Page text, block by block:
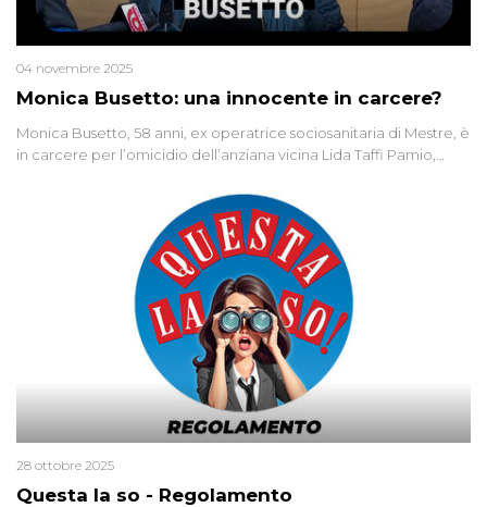
Monica Busetto: una innocente in carcere?
04 novembre 2025
Monica Busetto, 58 anni, ex operatrice sociosanitaria di Mestre, è
in carcere per l’omicidio dell’anziana vicina Lida Taffi Pamio,
minuscola su una collanina, Monica si proclama innocente. Nel
2015 un’altra donna confessa lo stesso delitto, poi ritratta. Due
colpevoli per un solo omicidio: errore giudiziario o giustizia
Questa la so - Regolamento
28 ottobre 2025